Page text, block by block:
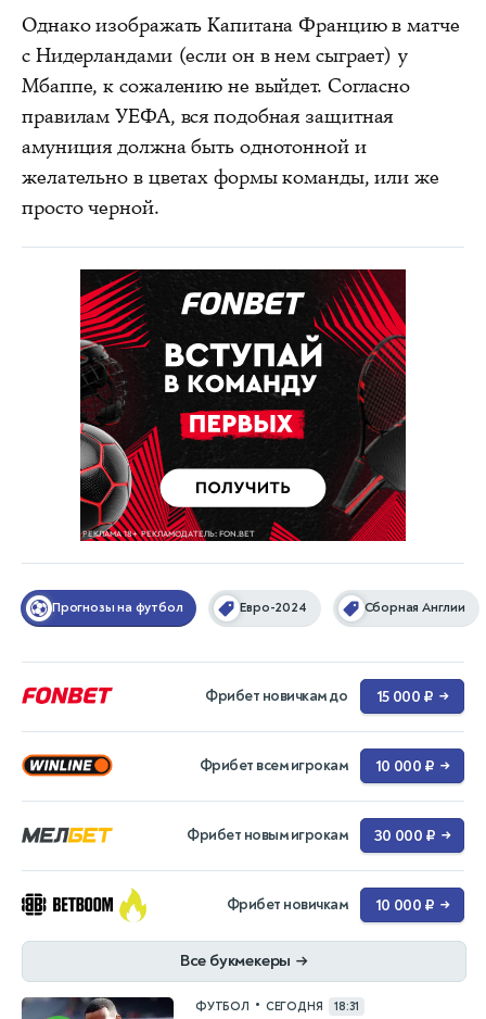
Однако изображать Капитана Францию в матче
с Нидерландами (если он в нем сыграет) у
Мбаппе, к сожалению не выйдет. Согласно
правилам УЕФА, вся подобная защитная
амуниция должна быть однотонной и
желательно в цветах формы команды, или же
просто черной.
Прогнозы на футбол Евро-2024 Сборная Англии
Фрибет новичкам до 15 000 ₽ →
Фрибет всем игрокам 10 000 ₽ →
Фрибет новым игрокам 30 000 ₽ →
Фрибет новичкам 10 000 ₽ →
Все букмекеры →
ФУТБОЛ • СЕГОДНЯ 18:31